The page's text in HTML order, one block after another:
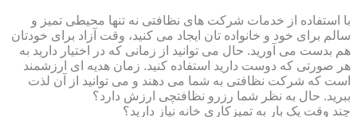
با استفاده از خدمات شرکت های نظافتی نه تنها محیطی تمیز و
سالم برای خود و خانواده تان ایجاد می کنید، وقت آزاد برای خودتان
هم بدست می آورید. حال می توانید از زمانی که در اختیار دارید به
هر صورتی که دوست دارید استفاده کنید. زمان هدیه ای ارزشمند
است که شرکت نظافتی به شما می دهند و می توانید از آن لذت
ببرید. حال به نظر شما رزرو نظافتچی ارزش دارد؟
چند وقت یک بار به تمیزکاری خانه نیاز دارید؟